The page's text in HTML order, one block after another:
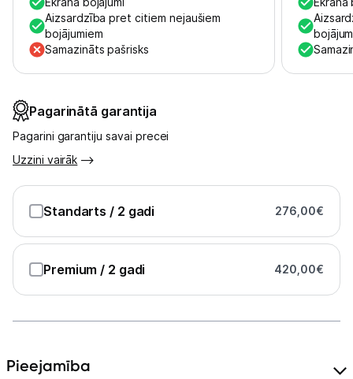
Uzņēmumiem
Tet pakalpojumi
Kontakti
Informācija
Aizsardzība pret citiem nejaušiem
bojājumiem
Samazināts pašrisks
Pagarinātā garantija
Pagarini garantiju savai precei
Uzzini vairāk
Standarts / 2 gadi 276,00€
Premium / 2 gadi 420,00€
Pieejamība